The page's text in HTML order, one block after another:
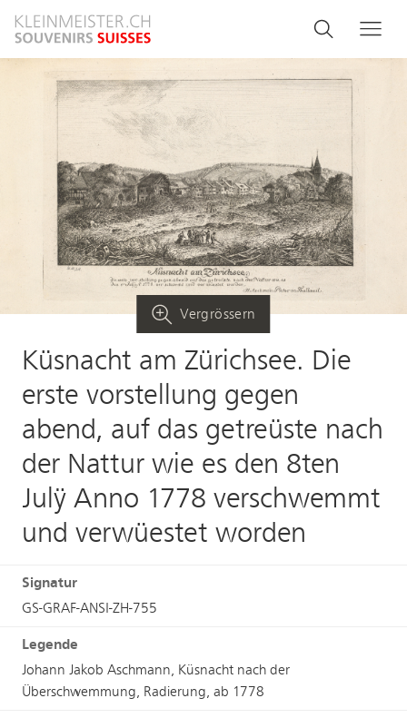
zum
Search
and
menu
Suche
Vergrössern
Küsnacht am Zürichsee. Die
erste vorstellung gegen
abend, auf das getreüste nach
der Nattur wie es den 8ten
Julÿ Anno 1778 verschwemmt
und verwüestet worden
Signatur
GS-GRAF-ANSI-ZH-755
Legende
Johann Jakob Aschmann, Küsnacht nach der
Überschwemmung, Radierung, ab 1778